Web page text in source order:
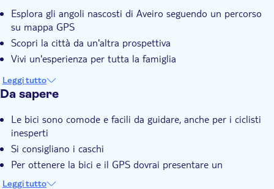
ancora. Un'esperienza indimenticabile da non perdere!
Esplora gli angoli nascosti di Aveiro seguendo un percorso
su mappa GPS
Scopri la città da un'altra prospettiva
Vivi un'esperienza per tutta la famiglia
Leggi tutto
Da sapere
Le bici sono comode e facili da guidare, anche per i ciclisti
inesperti
Si consigliano i caschi
Per ottenere la bici e il GPS dovrai presentare un
documento d'identità valido o una copia del passaporto
Leggi tutto